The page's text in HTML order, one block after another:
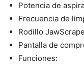
Potencia de
Frecuencia de
Rodillo
Pantalla de
Funciones: